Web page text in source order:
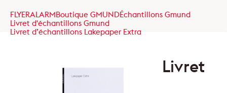
FLYERALARMBoutique GMUNDÉchantillons Gmund
Livret d'échantillons Gmund
Livret d’échantillons Lakepaper Extra
Livret